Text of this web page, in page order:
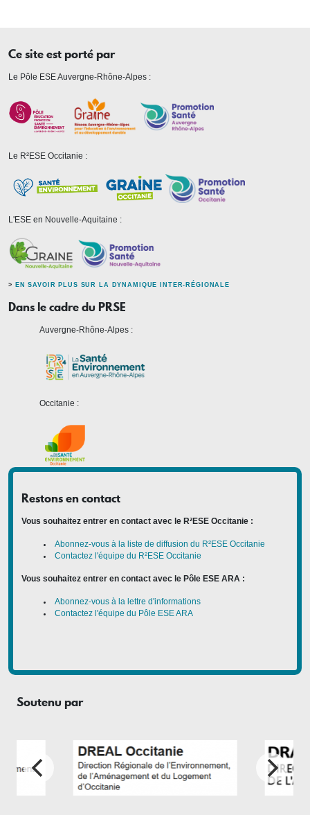
Ce site est porté par
Le Pôle ESE Auvergne-Rhône-Alpes :
Le R²ESE Occitanie :
L'ESE en Nouvelle-Aquitaine :
> EN SAVOIR PLUS SUR LA DYNAMIQUE INTER-RÉGIONALE
Dans le cadre du PRSE
Auvergne-Rhône-Alpes :
Occitanie :
Restons en contact
Vous souhaitez entrer en contact avec le R²ESE Occitanie :
Abonnez-vous à la liste de diffusion du R²ESE Occitanie
Contactez l'équipe du R²ESE Occitanie
Vous souhaitez entrer en contact avec le Pôle ESE ARA :
Abonnez-vous à la lettre d'informations
Contactez l'équipe du Pôle ESE ARA
Soutenu par